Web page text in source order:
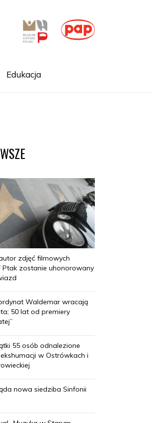
Edukacja
zdjęć filmowych
Ptak zostanie uhonorowany
Waldemar wracają
50 lat od premiery
55 osób odnalezione
w Ostrówkach i
nowa siedziba Sinfonii